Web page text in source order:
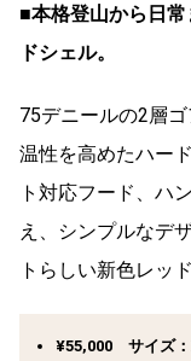
■本格登山から日
ドシェル。
75デニールの2層
温性を高めたハー
ト対応フード、ハ
え、シンプルなデ
トらしい新色レッ
¥55,000 サイズ：